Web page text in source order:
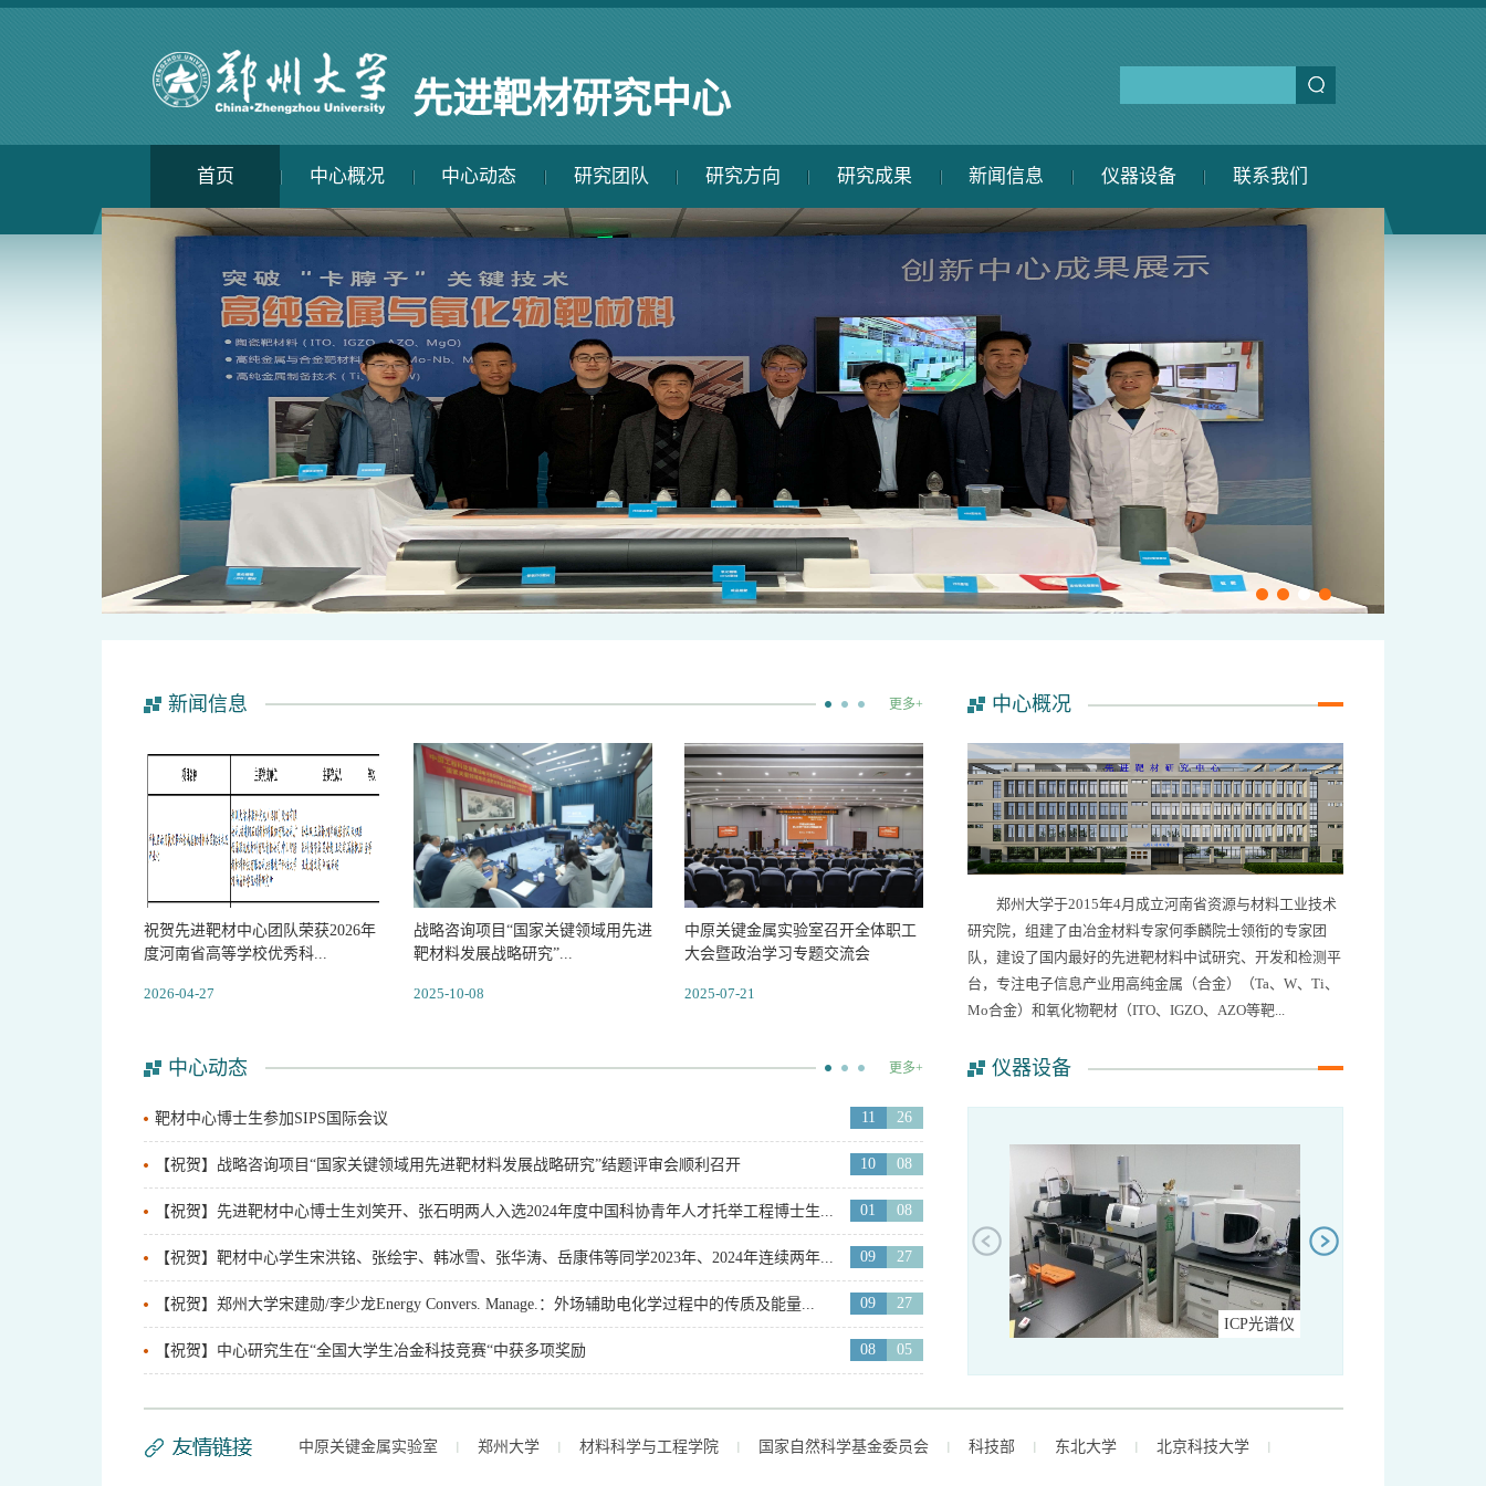
先进靶材研究中心
首页 中心概况 中心动态 研究团队 研究方向 研究成果 新闻信息 仪器设备 联系我们
新闻信息 更多+
祝贺先进靶材中心团队荣获2026年
度河南省高等学校优秀科...
2026-04-27
战略咨询项目“国家关键领域用先进
靶材料发展战略研究”...
2025-10-08
中原关键金属实验室召开全体职工
大会暨政治学习专题交流会
2025-07-21
中心概况
郑州大学于2015年4月成立河南省资源与材料工业技术
研究院，组建了由冶金材料专家何季麟院士领衔的专家团
队，建设了国内最好的先进靶材料中试研究、开发和检测平
台，专注电子信息产业用高纯金属（合金）（Ta、W、Ti、
Mo合金）和氧化物靶材（ITO、IGZO、AZO等靶...
中心动态 更多+
11 26
靶材中心博士生参加SIPS国际会议
10 08
【祝贺】战略咨询项目“国家关键领域用先进靶材料发展战略研究”结题评审会顺利召开
01 08
【祝贺】先进靶材中心博士生刘笑开、张石明两人入选2024年度中国科协青年人才托举工程博士生...
09 27
【祝贺】靶材中心学生宋洪铭、张绘宇、韩冰雪、张华涛、岳康伟等同学2023年、2024年连续两年...
09 27
【祝贺】郑州大学宋建勋/李少龙Energy Convers. Manage.：外场辅助电化学过程中的传质及能量...
08 05
【祝贺】中心研究生在“全国大学生冶金科技竞赛“中获多项奖励
仪器设备
中频感应烧结 ICP光谱仪
中原关键金属实验室 郑州大学 材料科学与工程学院 国家自然科学基金委员会 科技部 东北大学 北京科技大学